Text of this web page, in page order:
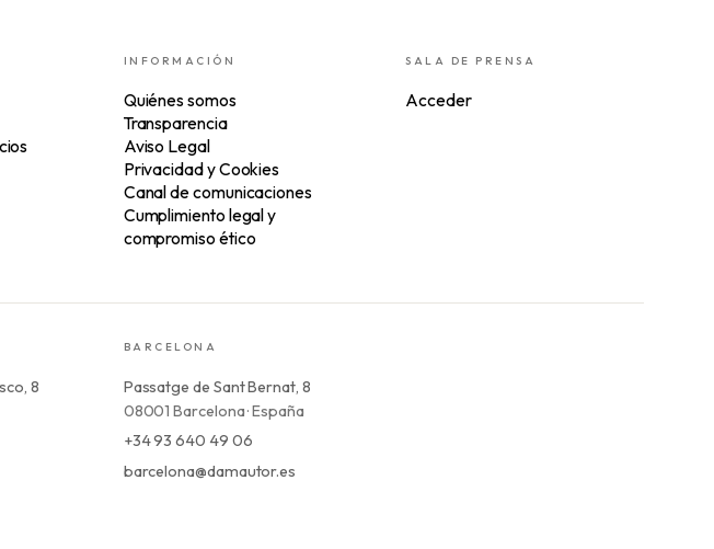
INFORMACIÓN
Quiénes somos
Transparencia
Aviso Legal
Privacidad y Cookies
Canal de comunicaciones
Cumplimiento legal y
compromiso ético
SALA DE PRENSA
Acceder
8
BARCELONA
Passatge de Sant Bernat, 8
08001 Barcelona · España
+34 93 640 49 06
barcelona@damautor.es